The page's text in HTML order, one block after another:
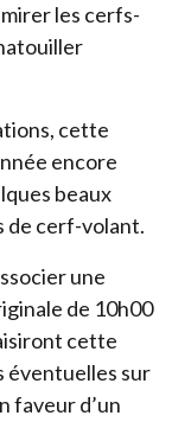
les cerfs-
cette
encore
beaux
de cerf-volant.
une
de 10h00
cette
éventuelles sur
faveur d’un